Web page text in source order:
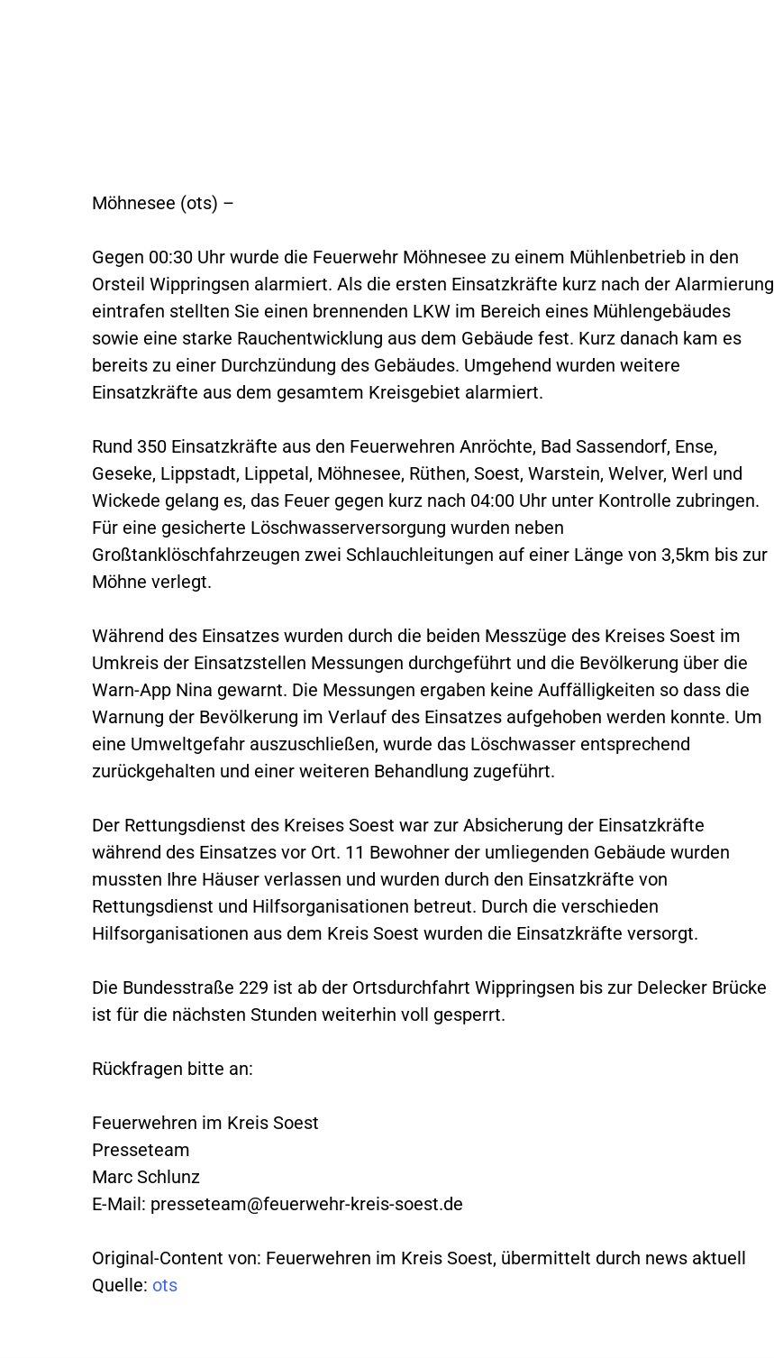
Möhnesee (ots) –
Gegen 00:30 Uhr wurde die Feuerwehr Möhnesee zu einem Mühlenbetrieb in den
Orsteil Wippringsen alarmiert. Als die ersten Einsatzkräfte kurz nach der Alarmierung
eintrafen stellten Sie einen brennenden LKW im Bereich eines Mühlengebäudes
sowie eine starke Rauchentwicklung aus dem Gebäude fest. Kurz danach kam es
bereits zu einer Durchzündung des Gebäudes. Umgehend wurden weitere
Einsatzkräfte aus dem gesamtem Kreisgebiet alarmiert.
Rund 350 Einsatzkräfte aus den Feuerwehren Anröchte, Bad Sassendorf, Ense,
Geseke, Lippstadt, Lippetal, Möhnesee, Rüthen, Soest, Warstein, Welver, Werl und
Wickede gelang es, das Feuer gegen kurz nach 04:00 Uhr unter Kontrolle zubringen.
Für eine gesicherte Löschwasserversorgung wurden neben
Großtanklöschfahrzeugen zwei Schlauchleitungen auf einer Länge von 3,5km bis zur
Möhne verlegt.
Während des Einsatzes wurden durch die beiden Messzüge des Kreises Soest im
Umkreis der Einsatzstellen Messungen durchgeführt und die Bevölkerung über die
Warn-App Nina gewarnt. Die Messungen ergaben keine Auffälligkeiten so dass die
Warnung der Bevölkerung im Verlauf des Einsatzes aufgehoben werden konnte. Um
eine Umweltgefahr auszuschließen, wurde das Löschwasser entsprechend
zurückgehalten und einer weiteren Behandlung zugeführt.
Der Rettungsdienst des Kreises Soest war zur Absicherung der Einsatzkräfte
während des Einsatzes vor Ort. 11 Bewohner der umliegenden Gebäude wurden
mussten Ihre Häuser verlassen und wurden durch den Einsatzkräfte von
Rettungsdienst und Hilfsorganisationen betreut. Durch die verschieden
Hilfsorganisationen aus dem Kreis Soest wurden die Einsatzkräfte versorgt.
Die Bundesstraße 229 ist ab der Ortsdurchfahrt Wippringsen bis zur Delecker Brücke
ist für die nächsten Stunden weiterhin voll gesperrt.
Rückfragen bitte an:
Feuerwehren im Kreis Soest
Presseteam
Marc Schlunz
E-Mail: presseteam@feuerwehr-kreis-soest.de
Original-Content von: Feuerwehren im Kreis Soest, übermittelt durch news aktuell
Quelle: ots